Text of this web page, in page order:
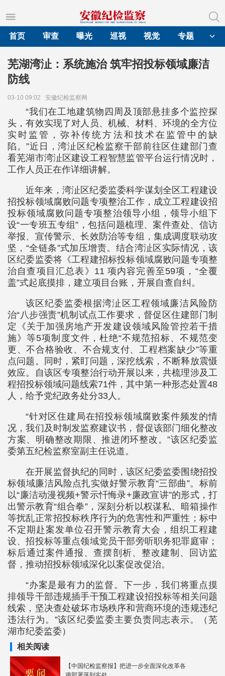
首页
审查 曝光 巡视 视觉 专题
芜湖湾沚：系统施治 筑牢招投标领域廉洁
防线
03-10 09:02 安徽纪检监察网
“我们在工地建筑物四周及顶部悬挂多个监控探
头，有效实现了对人员、机械、材料、环境的全方位
实时监管，弥补传统方法和技术在监管中的缺
陷。”近日，湾沚区纪检监察干部前往区住建部门查
看芜湖市湾沚区建设工程智慧监管平台运行情况时，
工作人员正在作详细讲解。
近年来，湾沚区纪委监委科学谋划全区工程建设
招投标领域腐败问题专项整治工作，成立工程建设招
投标领域腐败问题专项整治领导小组，领导小组下
设“一专班五专组”，包括问题梳理、案件查处、信访
举报、宣传警示、长效防治等专组，集成调度联动攻
坚，“全链条”式加压增责。结合湾沚区实际情况，该
区纪委监委将《工程建招标投标领域腐败问题专项整
治自查项目汇总表》11 项内容完善至59项，“全覆
盖”式起底摸排，建立项目台账，开展自查自纠。
该区纪委监委根据湾沚区工程领域廉洁风险防
治“八步强责”机制试点工作要求，督促区住建部门制
定《关于加强房地产开发建设领域风险管控若干措
施》等5项制度文件，杜绝“不规范招标、不规范变
更、不合格验收、不合规支付、工程档案缺少”等重
点问题。同时，紧盯问题，深挖线索，不断释放震慑
效应。自该区专项整治行动开展以来，共梳理涉及工
程招投标领域问题线索71件，其中第一种形态处置48
人，给予党纪政务处分33人。
“针对区住建局在招投标领域腐败案件频发的情
况，我们及时制发监察建议书，督促该部门细化整改
方案、明确整改期限、推进闭环整改。”该区纪委监
委第五纪检监察室副主任说道。
在开展监督执纪的同时，该区纪委监委围绕招投
标领域廉洁风险点扎实做好警示教育“三部曲”。标前
以“廉洁动漫视频+警示忏悔录+廉政宣讲”的形式，打
出警示教育“组合拳”，深刻分析以权谋私、暗箱操作
等扰乱正常招投标秩序行为的危害性和严重性；标中
不定期赴案发单位召开警示教育大会，组织工程建
设、招投标等重点领域党员干部旁听职务犯罪庭审；
标后通过案件通报、查摆剖析、整改建制、回访监
督，推动招投标领域深化以案促改促治。
“办案是最有力的监督。下一步，我们将重点摸
排领导干部违规插手干预工程建设招投标等相关问题
线索，坚决查处破坏市场秩序和营商环境的违规违纪
违法行为。”该区纪委监委主要负责同志表示。（芜
湖市纪委监委）
相关阅读
【中国纪检监察报】把进一步全面深化改革各